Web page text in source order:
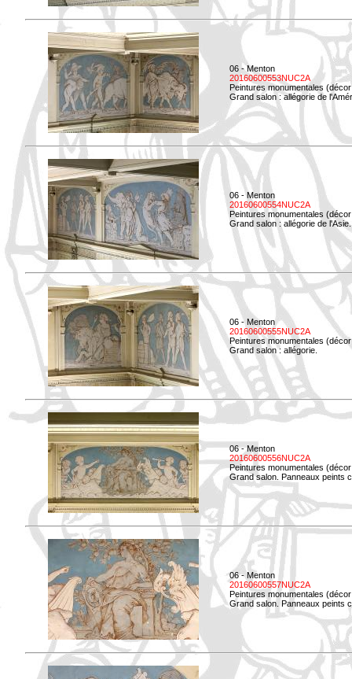
06 - Menton
20160600553NUC2A
Peintures monumentales
Grand salon : allégorie de
06 - Menton
20160600554NUC2A
Peintures monumentales
Grand salon : allégorie de l'Asie.
06 - Menton
20160600555NUC2A
Peintures monumentales
Grand salon : allégorie.
06 - Menton
20160600556NUC2A
Peintures monumentales
Grand salon. Panneaux peints
06 - Menton
20160600557NUC2A
Peintures monumentales
Grand salon. Panneaux peints